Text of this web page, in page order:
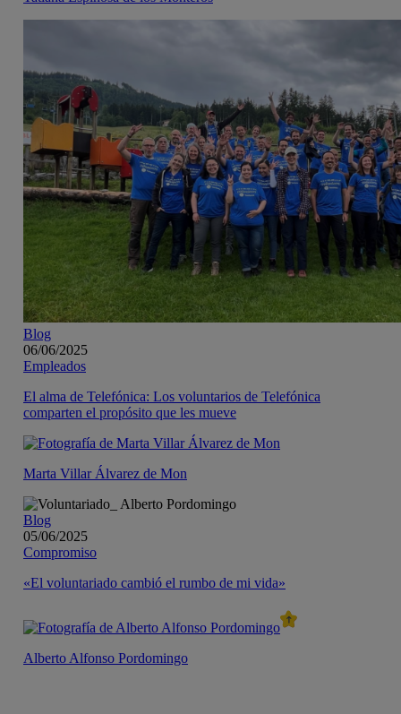
Blog
06/06/2025
Empleados
El alma de Telefónica: Los voluntarios de Telefónica
comparten el propósito que les mueve
Marta Villar Álvarez de Mon
Blog
05/06/2025
Compromiso
«El voluntariado cambió el rumbo de mi vida»
Alberto Alfonso Pordomingo